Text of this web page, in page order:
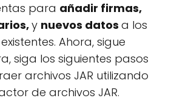
para añadir firmas,
y nuevos datos a los
Ahora, sigue
siga los siguientes pasos
archivos JAR utilizando
de archivos JAR.